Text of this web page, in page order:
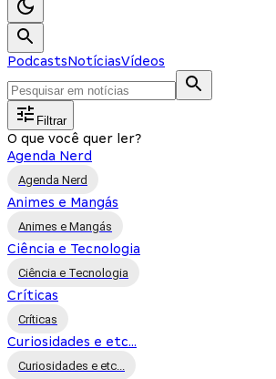
PodcastsNotíciasVídeos
Filtrar
O que você quer ler?
Agenda Nerd
Agenda Nerd
Animes e Mangás
Animes e Mangás
Ciência e Tecnologia
Ciência e Tecnologia
Críticas
Críticas
Curiosidades e etc...
Curiosidades e etc...